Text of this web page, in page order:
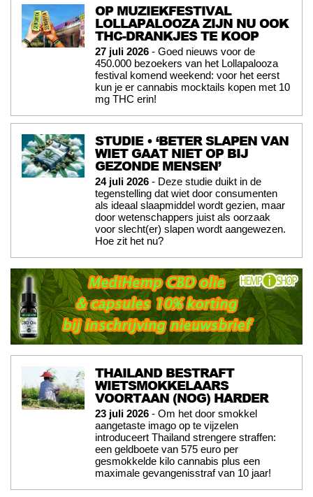
OP MUZIEKFESTIVAL
LOLLAPALOOZA ZIJN NU OOK
THC-DRANKJES TE KOOP
27 juli 2026 - Goed nieuws voor de
450.000 bezoekers van het Lollapalooza
festival komend weekend: voor het eerst
kun je er cannabis mocktails kopen met 10
mg THC erin!
STUDIE • ‘BETER SLAPEN VAN
WIET GAAT NIET OP BIJ
GEZONDE MENSEN’
24 juli 2026 - Deze studie duikt in de
tegenstelling dat wiet door consumenten
als ideaal slaapmiddel wordt gezien, maar
door wetenschappers juist als oorzaak
voor slecht(er) slapen wordt aangewezen.
Hoe zit het nu?
THAILAND BESTRAFT
WIETSMOKKELAARS
VOORTAAN (NOG) HARDER
23 juli 2026 - Om het door smokkel
aangetaste imago op te vijzelen
introduceert Thailand strengere straffen:
een geldboete van 575 euro per
gesmokkelde kilo cannabis plus een
maximale gevangenisstraf van 10 jaar!